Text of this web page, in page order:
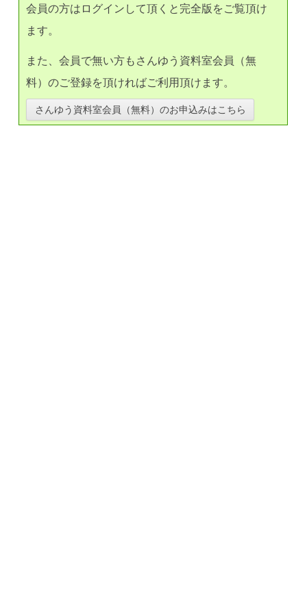
会員の方はログインして頂くと完全版をご覧頂け
ます。
また、会員で無い方もさんゆう資料室会員（無
料）のご登録を頂ければご利用頂けます。